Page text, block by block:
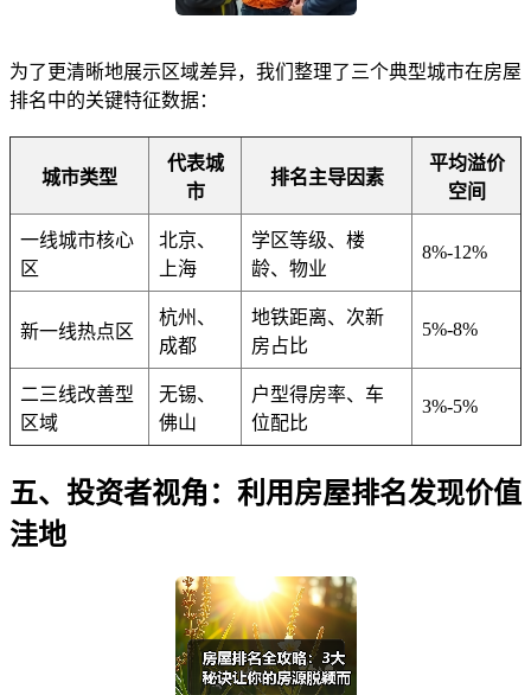
为了更清晰地展示区域差异，我们整理了三个典型城市在房屋
排名中的关键特征数据：
城市类型
代表城
市
排名主导因素
平均溢价
空间
一线城市核心
区
北京、
上海
学区等级、楼
龄、物业
8%-12%
新一线热点区
杭州、
成都
地铁距离、次新
房占比
5%-8%
二三线改善型
区域
无锡、
佛山
户型得房率、车
位配比
3%-5%
五、投资者视角：利用房屋排名发现价值
洼地